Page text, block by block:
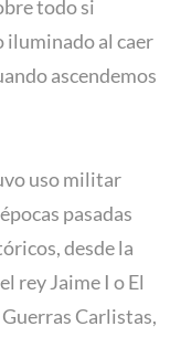
todo si
iluminado al caer
ascendemos
uso militar
pasadas
desde la
rey Jaime I o El
Carlistas,